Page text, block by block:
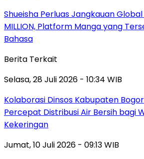
Shueisha Perluas Jangkauan
MILLION, Platform Manga yang
Bahasa
Berita Terkait
Selasa, 28 Juli 2026 - 10:34 WIB
Kolaborasi Dinsos Kabupaten
Percepat Distribusi Air Bersih bagi
Kekeringan
Jumat, 10 Juli 2026 - 09:13 WIB